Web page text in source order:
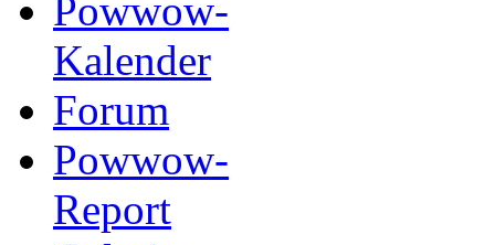
Powwow-
Kalender
Forum
Powwow-
Report